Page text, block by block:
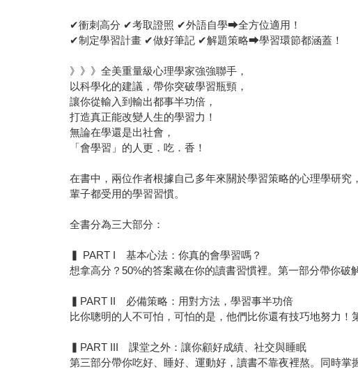
✔衝刺高分 ✔考取證照 ✔外語自學⮕全方位適用！
✔制定學習計畫 ✔做好筆記 ✔解題策略⮕學習環節都涵蓋！
》》》全美重量級心理學家強強聯手，
以科學化的建議，帶你突破學習瓶頸，
讓你從輸入到輸出都事半功倍，
打造真正能改變人生的學習力！
無論在學還是出社會，
「會學習」的人更．吃．香！
在書中，兩位作者根據自己多年來關於學習策略的心理學研
輩子都受用的學習習慣。
全書分為三大部分：
▍ PART I 基本心法：你真的會學習嗎？
想拿高分？50%的答案藏在你的讀書習慣裡。第一部分帶你破
▍PART II 必備策略：用對方法，學習事半功倍
比你聰明的人不可怕，可怕的是，他們比你還有技巧地努力
▍PART III 課堂之外：讓你顧好成績、社交與睡眠
第三部分帶你吃好、睡好、運動好，讀書不靠夜裡熬。同時掌